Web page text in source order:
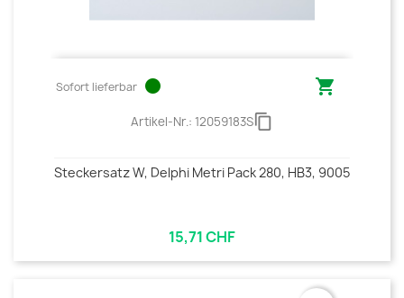
Sofort lieferbar circle 
Artikel-Nr.: 12059183Scontent_copy
Steckersatz W, Delphi Metri Pack 280, HB3, 9005
15,71 CHF